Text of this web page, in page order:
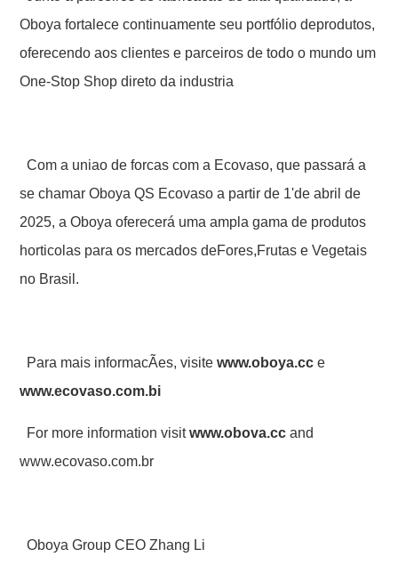
Oboya fortalece continuamente seu portfólio deprodutos,
oferecendo aos clientes e parceiros de todo o mundo um
One-Stop Shop direto da industria
Com a uniao de forcas com a Ecovaso, que passará a
se chamar Oboya QS Ecovaso a partir de 1'de abril de
2025, a Oboya oferecerá uma ampla gama de produtos
horticolas para os mercados deFores,Frutas e Vegetais
no Brasil.
Para mais informacÃes, visitewww.oboya.cc e
www.ecovaso.com.bi
For more information visitwww.obova.cc and
www.ecovaso.com.br
Oboya Group CEO Zhang Li